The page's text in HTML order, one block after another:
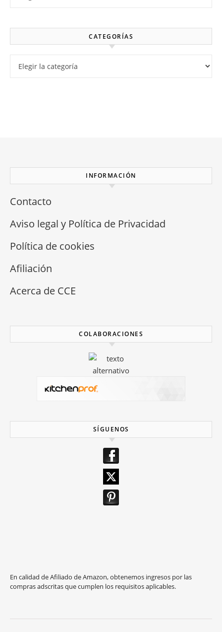
CATEGORÍAS
INFORMACIÓN
Contacto
Aviso legal y Política de Privacidad
Política de cookies
Afiliación
Acerca de CCE
COLABORACIONES
SÍGUENOS
En calidad de Afiliado de Amazon, obtenemos ingresos por las
compras adscritas que cumplen los requisitos aplicables.